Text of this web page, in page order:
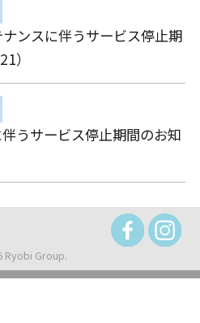
ナンスに伴うサービス停止期
）
うサービス停止期間のお知
Ryobi Group.